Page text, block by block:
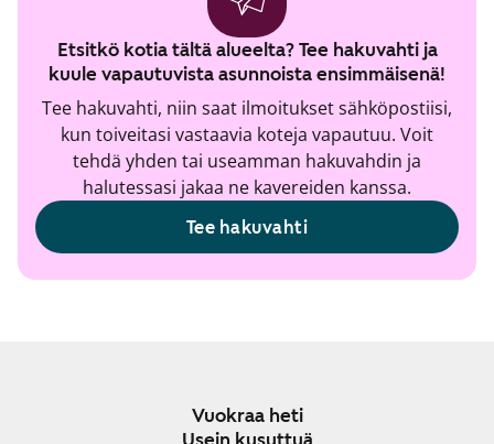
Etsitkö kotia tältä alueelta? Tee hakuvahti ja
kuule vapautuvista asunnoista ensimmäisenä!
Tee hakuvahti, niin saat ilmoitukset sähköpostiisi,
kun toiveitasi vastaavia koteja vapautuu. Voit
tehdä yhden tai useamman hakuvahdin ja
halutessasi jakaa ne kavereiden kanssa.
Tee hakuvahti
Vuokraa heti
Usein kysyttyä